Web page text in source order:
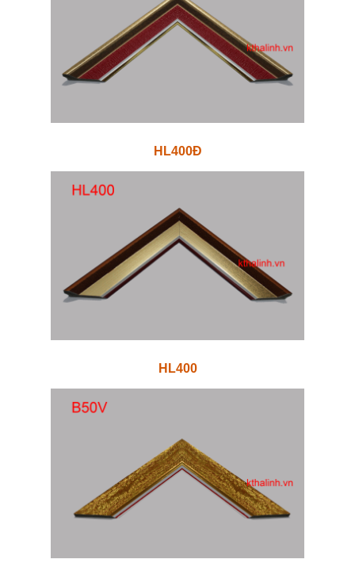
HL400Đ
HL400